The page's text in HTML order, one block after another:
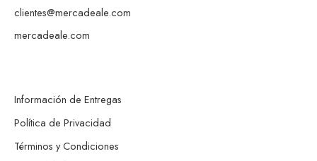
clientes@mercadeale.com
mercadeale.com
Información de Entregas
Política de Privacidad
Términos y Condiciones